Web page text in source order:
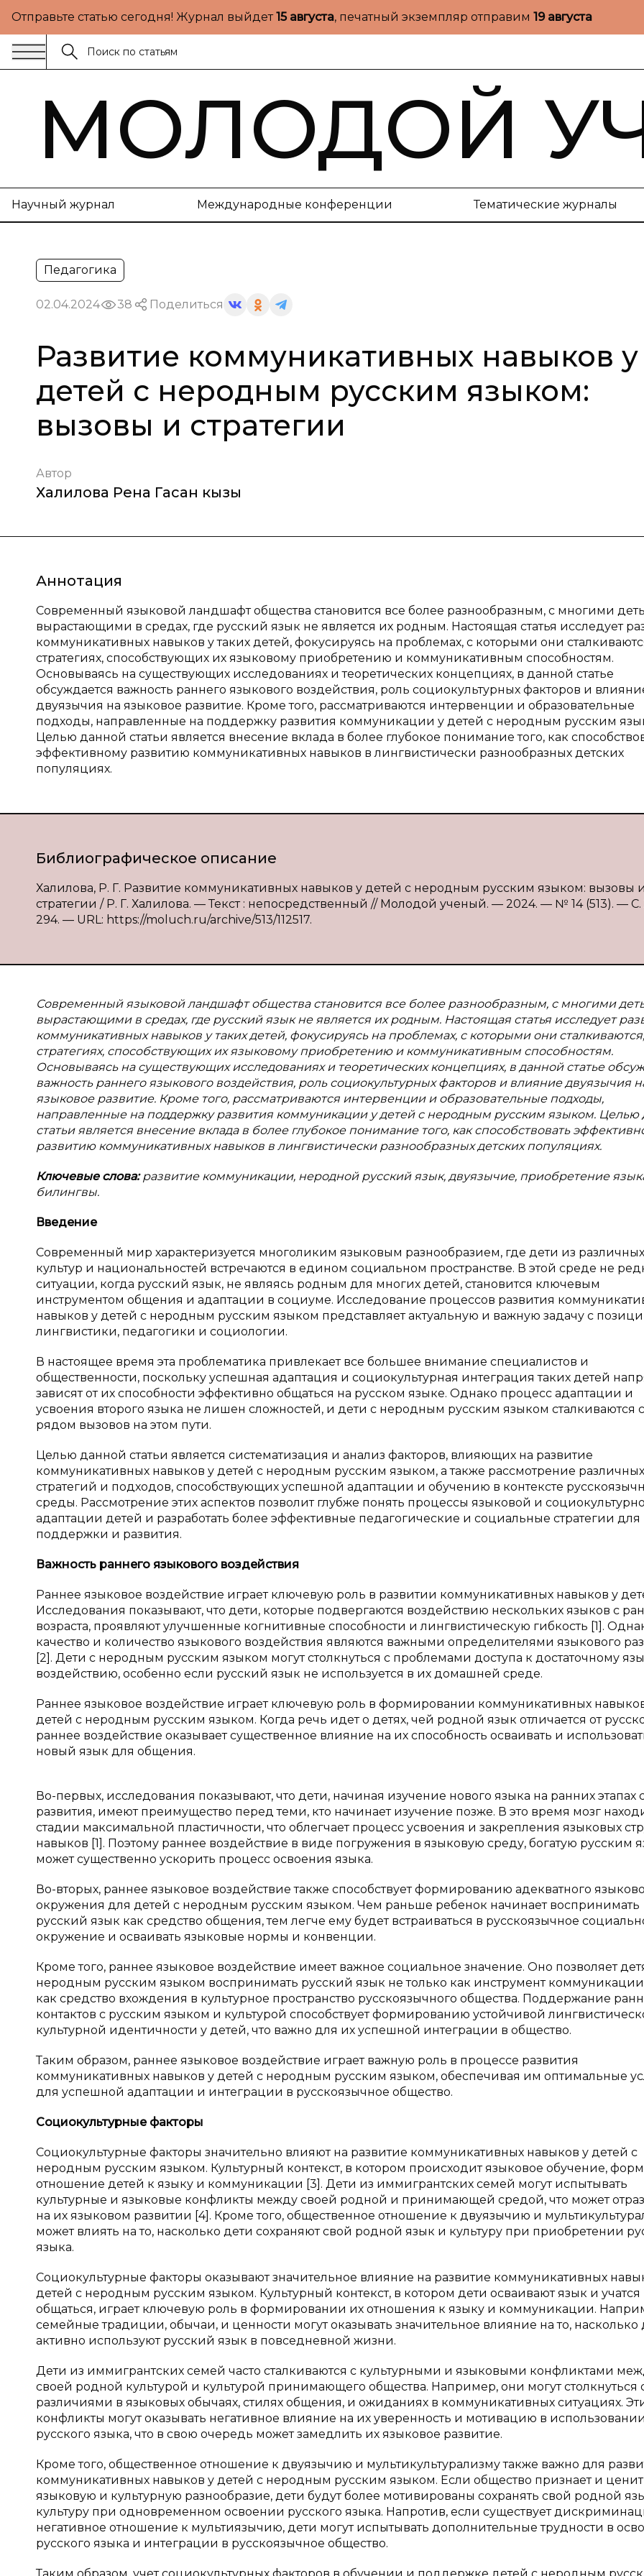
Отправьте статью сегодня! Журнал выйдет15 августа, печатный экземпляр отправим 19 августа
МОЛОДОЙ
Научный журнал Международные конференции Тематические журналы
Педагогика
02.04.2024 38 Поделиться
Развитие коммуникативных навыков у
детей с неродным русским языком:
вызовы и стратегии
Автор
Халилова Рена Гасан кызы
Аннотация
Современный языковой ландшафт общества становится все более разнообразным, с многими
вырастающими в средах, где русский язык не является их родным. Настоящая статья исследует
коммуникативных навыков у таких детей, фокусируясь на проблемах, с которыми они
стратегиях, способствующих их языковому приобретению и коммуникативным способностям.
Основываясь на существующих исследованиях и теоретических концепциях, в данной статье
обсуждается важность раннего языкового воздействия, роль социокультурных факторов и
двуязычия на языковое развитие. Кроме того, рассматриваются интервенции и образовательные
подходы, направленные на поддержку развития коммуникации у детей с неродным русским
Целью данной статьи является внесение вклада в более глубокое понимание того, как
эффективному развитию коммуникативных навыков в лингвистически разнообразных детских
популяциях.
Библиографическое описание
Халилова, Р. Г. Развитие коммуникативных навыков у детей с неродным русским языком: вызовы и
стратегии / Р. Г. Халилова. — Текст : непосредственный // Молодой ученый. — 2024. — № 14 (513). — С.
294. — URL: https://moluch.ru/archive/513/112517.
Современный языковой ландшафт общества становится все более разнообразным, с многими
вырастающими в средах, где русский язык не является их родным. Настоящая статья исследует
коммуникативных навыков у таких детей, фокусируясь на проблемах, с которыми они
стратегиях, способствующих их языковому приобретению и коммуникативным способностям.
Основываясь на существующих исследованиях и теоретических концепциях, в данной статье
важность раннего языкового воздействия, роль социокультурных факторов и влияние двуязычия
языковое развитие. Кроме того, рассматриваются интервенции и образовательные подходы,
направленные на поддержку развития коммуникации у детей с неродным русским языком. Целью
статьи является внесение вклада в более глубокое понимание того, как способствовать
развитию коммуникативных навыков в лингвистически разнообразных детских популяциях.
Ключевые слова:развитие коммуникации, неродной русский язык, двуязычие, приобретение
билингвы.
Введение
Современный мир характеризуется многоликим языковым разнообразием, где дети из различных
культур и национальностей встречаются в едином социальном пространстве. В этой среде не
ситуации, когда русский язык, не являясь родным для многих детей, становится ключевым
инструментом общения и адаптации в социуме. Исследование процессов развития
навыков у детей с неродным русским языком представляет актуальную и важную задачу с
лингвистики, педагогики и социологии.
В настоящее время эта проблематика привлекает все большее внимание специалистов и
общественности, поскольку успешная адаптация и социокультурная интеграция таких детей
зависят от их способности эффективно общаться на русском языке. Однако процесс адаптации и
усвоения второго языка не лишен сложностей, и дети с неродным русским языком сталкиваются
рядом вызовов на этом пути.
Целью данной статьи является систематизация и анализ факторов, влияющих на развитие
коммуникативных навыков у детей с неродным русским языком, а также рассмотрение различных
стратегий и подходов, способствующих успешной адаптации и обучению в контексте
среды. Рассмотрение этих аспектов позволит глубже понять процессы языковой и
адаптации детей и разработать более эффективные педагогические и социальные стратегии для
поддержки и развития.
Важность раннего языкового воздействия
Раннее языковое воздействие играет ключевую роль в развитии коммуникативных навыков у
Исследования показывают, что дети, которые подвергаются воздействию нескольких языков с
возраста, проявляют улучшенные когнитивные способности и лингвистическую гибкость [1].
качество и количество языкового воздействия являются важными определителями языкового
[2]. Дети с неродным русским языком могут столкнуться с проблемами доступа к достаточному
воздействию, особенно если русский язык не используется в их домашней среде.
Раннее языковое воздействие играет ключевую роль в формировании коммуникативных
детей с неродным русским языком. Когда речь идет о детях, чей родной язык отличается от
раннее воздействие оказывает существенное влияние на их способность осваивать и
новый язык для общения.
Во-первых, исследования показывают, что дети, начиная изучение нового языка на ранних этапах
развития, имеют преимущество перед теми, кто начинает изучение позже. В это время мозг
стадии максимальной пластичности, что облегчает процесс усвоения и закрепления языковых
навыков [1]. Поэтому раннее воздействие в виде погружения в языковую среду, богатую русским
может существенно ускорить процесс освоения языка.
Во-вторых, раннее языковое воздействие также способствует формированию адекватного
окружения для детей с неродным русским языком. Чем раньше ребенок начинает воспринимать
русский язык как средство общения, тем легче ему будет встраиваться в русскоязычное
окружение и осваивать языковые нормы и конвенции.
Кроме того, раннее языковое воздействие имеет важное социальное значение. Оно позволяет
неродным русским языком воспринимать русский язык не только как инструмент
как средство вхождения в культурное пространство русскоязычного общества. Поддержание
контактов с русским языком и культурой способствует формированию устойчивой
культурной идентичности у детей, что важно для их успешной интеграции в общество.
Таким образом, раннее языковое воздействие играет важную роль в процессе развития
коммуникативных навыков у детей с неродным русским языком, обеспечивая им оптимальные
для успешной адаптации и интеграции в русскоязычное общество.
Социокультурные факторы
Социокультурные факторы значительно влияют на развитие коммуникативных навыков у детей с
неродным русским языком. Культурный контекст, в котором происходит языковое обучение,
отношение детей к языку и коммуникации [3]. Дети из иммигрантских семей могут испытывать
культурные и языковые конфликты между своей родной и принимающей средой, что может
на их языковом развитии [4]. Кроме того, общественное отношение к двуязычию и
может влиять на то, насколько дети сохраняют свой родной язык и культуру при приобретении
языка.
Социокультурные факторы оказывают значительное влияние на развитие коммуникативных
детей с неродным русским языком. Культурный контекст, в котором дети осваивают язык и учатся
общаться, играет ключевую роль в формировании их отношения к языку и коммуникации.
семейные традиции, обычаи, и ценности могут оказывать значительное влияние на то, насколько
активно используют русский язык в повседневной жизни.
Дети из иммигрантских семей часто сталкиваются с культурными и языковыми конфликтами
своей родной культурой и культурой принимающего общества. Например, они могут столкнуться
различиями в языковых обычаях, стилях общения, и ожиданиях в коммуникативных ситуациях.
конфликты могут оказывать негативное влияние на их уверенность и мотивацию в использовании
русского языка, что в свою очередь может замедлить их языковое развитие.
Кроме того, общественное отношение к двуязычию и мультикультурализму также важно для
коммуникативных навыков у детей с неродным русским языком. Если общество признает и ценит
языковую и культурную разнообразие, дети будут более мотивированы сохранять свой родной
культуру при одновременном освоении русского языка. Напротив, если существует
негативное отношение к мультиязычию, дети могут испытывать дополнительные трудности в
русского языка и интеграции в русскоязычное общество.